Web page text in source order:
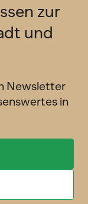
zur
und
Newsletter
in